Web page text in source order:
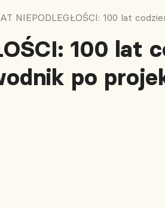
NIEPODLEGŁOŚCI: 100 lat
100 lat
po